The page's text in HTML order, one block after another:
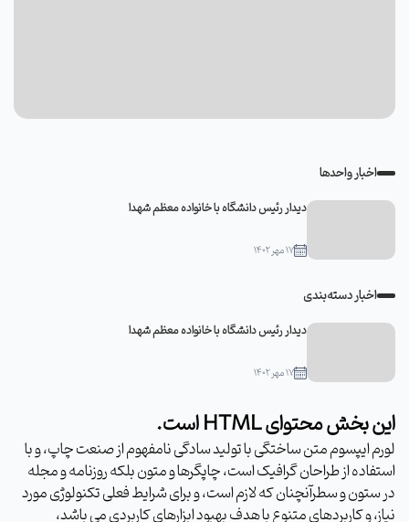
اخبار واحدها
دیدار رئیس دانشگاه با خانواده معظم شهدا
۱۷ مهر ۱۴۰۲
اخبار دسته‌بندی
دیدار رئیس دانشگاه با خانواده معظم شهدا
۱۷ مهر ۱۴۰۲
این بخش محتوای HTML است.
لورم ایپسوم متن ساختگی با تولید سادگی نامفهوم از صنعت چاپ، و با
استفاده از طراحان گرافیک است، چاپگرها و متون بلکه روزنامه و مجله
در ستون و سطرآنچنان که لازم است، و برای شرایط فعلی تکنولوژی مورد
نیاز، و کاربردهای متنوع با هدف بهبود ابزارهای کاربردی می باشد،